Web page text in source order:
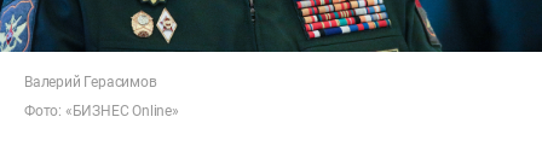
Валерий Герасимов
Фото: «БИЗНЕСOnline»